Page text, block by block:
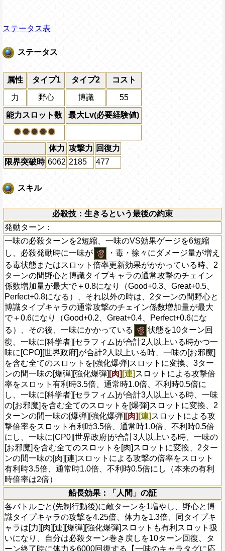
ステータス表
ステータス
属性 タイプ1 タイプ2 コスト
力 野心 博識 55
能力スロット数 最大Lv(必要経験値)
体力 攻撃力 回復力
限界突破時 6062 2185 477
スキル
必殺技：生きるという最後の約束
発動ターン：
一味の必殺ターンを2短縮、一味のVS効果ゲージを6短縮
し、必殺発動時に一味が
・毒・徐々にダメージ量が増え
る毒状態またはスロット倍率更新効果がかかっている時、2
ターンの間野心と博識タイプキャラの通常攻撃のチェイン
係数増加量が最大で＋0.8になり（Good+0.3、Great+0.5、
Perfect+0.8になる）、それ以外の時は、2ターンの間野心と
博識タイプキャラの通常攻撃のチェイン係数増加量が最大
で＋0.6になり（Good+0.2、Great+0.4、Perfect+0.6にな
る）、その後、一味にかかっている
状態を10ターン回
復、一味に[科学者][セラフィム]が合計2人以上いる時かつ一
味に[CPO][世界政府]が合計2人以上いる時、一味の[お邪魔]
を含む全てのスロットを[強化爆弾]スロットに変換、3ター
ンの間一味の[爆弾][強化爆弾] [肉] [連] スロットによる攻撃倍
率をスロット有利時3.5倍、通常時1.0倍、不利時0.5倍に
し、一味に[科学者][セラフィム]が合計3人以上いる時、一味
の[お邪魔]を含む全てのスロットを[爆弾]スロットに変換、2
ターンの間一味の[爆弾][強化爆弾] [肉] [連] スロットによる攻
撃倍率をスロット有利時3.5倍、通常時1.0倍、不利時0.5倍
にし、一味に[CP0][世界政府]が合計3人以上いる時、一味の
[お邪魔]を含む全てのスロットを[肉]スロットに変換、2ター
ンの間一味の[肉][連]スロットによる攻撃の倍率をスロット
有利時3.5倍、通常時1.0倍、不利時0.5倍にし（本来の有利
時倍率は2倍）
船長効果：「人間」の証
各バトルごと(先制行動後)に敵ターンを1増やし、野心と博
識タイプキャラの攻撃を4.25倍、体力を1.3倍、同タイプキ
ャラは[力][肉][連][爆弾][強化爆弾]スロットも有利スロット扱
いになり、自分は必殺ターン巻き戻しを10ターン回復、タ
ーン終了時に体力を6000回復する【一味のキャラタグに応